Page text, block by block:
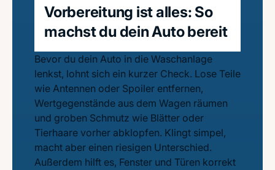
Vorbereitung ist alles: So
machst du dein Auto bereit
Bevor du dein Auto in die Waschanlage
lenkst, lohnt sich ein kurzer Check. Lose Teile
wie Antennen oder Spoiler entfernen,
Wertgegenstände aus dem Wagen räumen
und groben Schmutz wie Blätter oder
Tierhaare vorher abklopfen. Klingt simpel,
macht aber einen riesigen Unterschied.
Außerdem hilft es, Fenster und Türen korrekt